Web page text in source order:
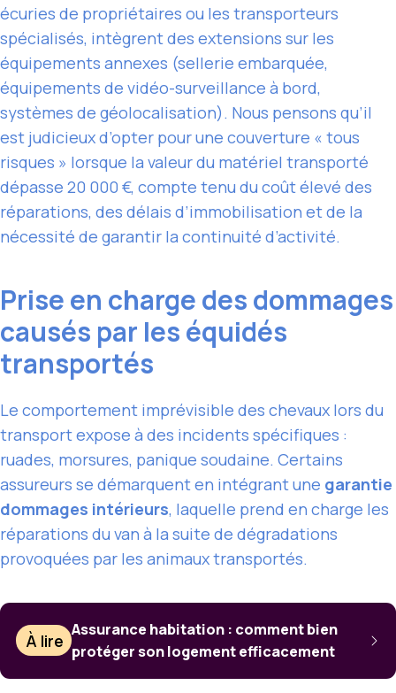
écuries de propriétaires ou les transporteurs
spécialisés, intègrent des extensions sur les
équipements annexes (sellerie embarquée,
équipements de vidéo-surveillance à bord,
systèmes de géolocalisation). Nous pensons qu’il
est judicieux d’opter pour une couverture « tous
risques » lorsque la valeur du matériel transporté
dépasse 20 000 €, compte tenu du coût élevé des
réparations, des délais d’immobilisation et de la
nécessité de garantir la continuité d’activité.
Prise en charge des dommages
causés par les équidés
transportés
Le comportement imprévisible des chevaux lors du
transport expose à des incidents spécifiques :
ruades, morsures, panique soudaine. Certains
assureurs se démarquent en intégrant une garantie
dommages intérieurs, laquelle prend en charge les
réparations du van à la suite de dégradations
provoquées par les animaux transportés.
À lire
Assurance habitation : comment bien
protéger son logement efficacement